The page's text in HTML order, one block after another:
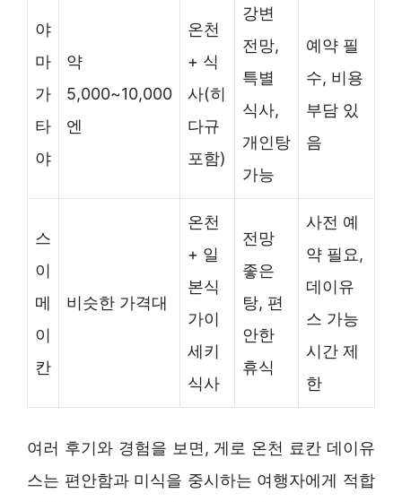
야
마
가
타
야
약
5,000~10,000
엔
온천
+ 식
사(히
다규
포함)
강변
전망,
특별
식사,
개인탕
가능
예약 필
수, 비용
부담 있
음
스
이
메
이
칸
비슷한 가격대
온천
+ 일
본식
가이
세키
식사
전망
좋은
탕, 편
안한
휴식
사전 예
약 필요,
데이유
스 가능
시간 제
한
여러 후기와 경험을 보면, 게로 온천 료칸 데이유
스는 편안함과 미식을 중시하는 여행자에게 적합